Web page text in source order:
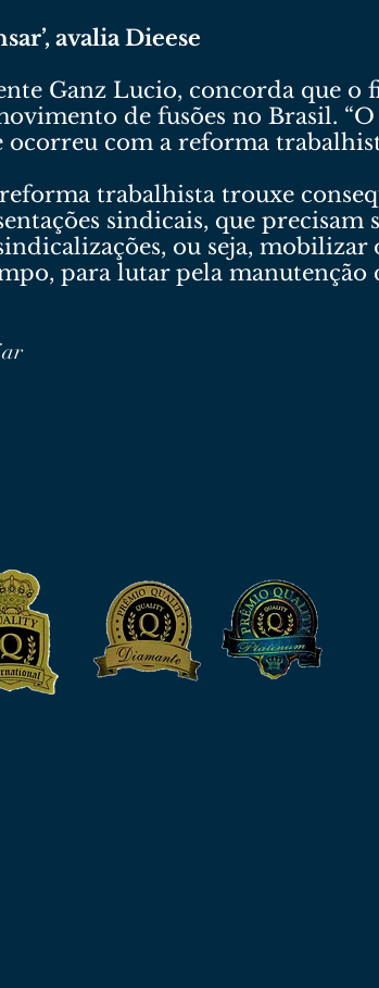
avalia Dieese
Ganz Lucio, concorda que
de fusões no Brasil.
com a reforma
trabalhista trouxe
sindicais, que precisam
ou seja, mobilizar
para lutar pela